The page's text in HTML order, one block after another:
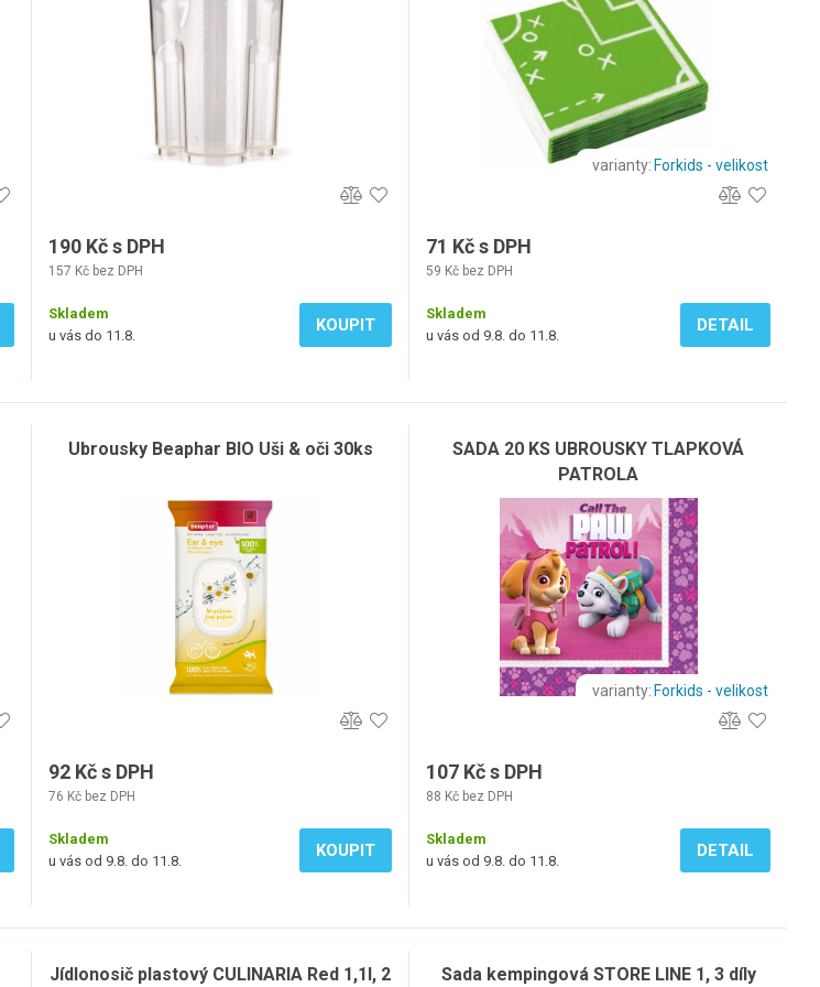
190 Kč s DPH
157 Kč bez DPH
Skladem
u vás do 11.8.
KOUPIT
varianty: Forkids - velikost
71 Kč s DPH
59 Kč bez DPH
Skladem
u vás od 9.8. do 11.8.
DETAIL
Ubrousky Beaphar BIO Uši & oči 30ks
92 Kč s DPH
76 Kč bez DPH
Skladem
u vás od 9.8. do 11.8.
KOUPIT
SADA 20 KS UBROUSKY TLAPKOVÁ
PATROLA
varianty: Forkids - velikost
107 Kč s DPH
88 Kč bez DPH
Skladem
u vás od 9.8. do 11.8.
DETAIL
Jídlonosič plastový CULINARIA Red 1,1l, 2 Sada kempingová STORE LINE 1, 3 díly